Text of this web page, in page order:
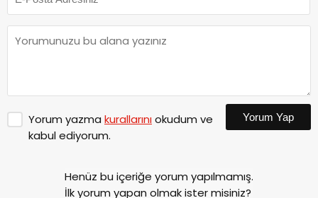
Yorum yazma kurallarınıokudum ve
kabul ediyorum.
Yorum Yap
Henüz bu içeriğe yorum yapılmamış.
İlk yorum yapan olmak ister misiniz?